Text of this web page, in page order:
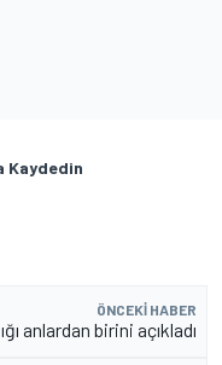
Kaydedin
ÖNCEKI HABER
anlardan birini açıkladı